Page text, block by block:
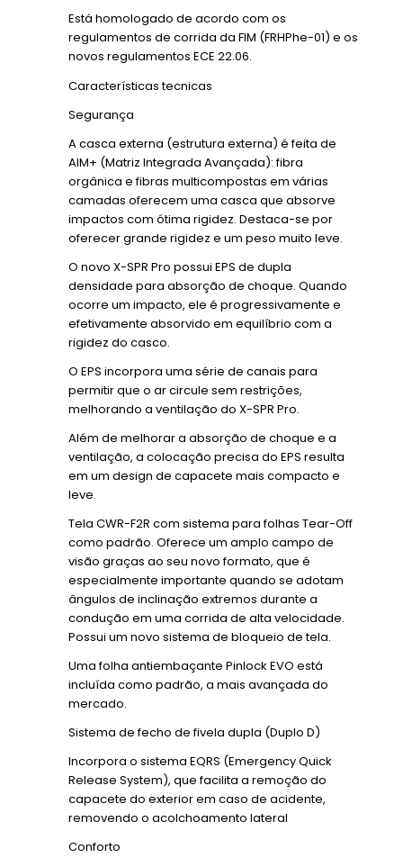
Está homologado de acordo com os
regulamentos de corrida da FIM (FRHPhe-01) e os
novos regulamentos ECE 22.06.
Características tecnicas
Segurança
A casca externa (estrutura externa) é feita de
AIM+ (Matriz Integrada Avançada): fibra
orgânica e fibras multicompostas em várias
camadas oferecem uma casca que absorve
impactos com ótima rigidez. Destaca-se por
oferecer grande rigidez e um peso muito leve.
O novo X-SPR Pro possui EPS de dupla
densidade para absorção de choque. Quando
ocorre um impacto, ele é progressivamente e
efetivamente absorvido em equilíbrio com a
rigidez do casco.
O EPS incorpora uma série de canais para
permitir que o ar circule sem restrições,
melhorando a ventilação do X-SPR Pro.
Além de melhorar a absorção de choque e a
ventilação, a colocação precisa do EPS resulta
em um design de capacete mais compacto e
leve.
Tela CWR-F2R com sistema para folhas Tear-Off
como padrão. Oferece um amplo campo de
visão graças ao seu novo formato, que é
especialmente importante quando se adotam
ângulos de inclinação extremos durante a
condução em uma corrida de alta velocidade.
Possui um novo sistema de bloqueio de tela.
Uma folha antiembaçante Pinlock EVO está
incluída como padrão, a mais avançada do
mercado.
Sistema de fecho de fivela dupla (Duplo D)
Incorpora o sistema EQRS (Emergency Quick
Release System), que facilita a remoção do
capacete do exterior em caso de acidente,
removendo o acolchoamento lateral
Conforto